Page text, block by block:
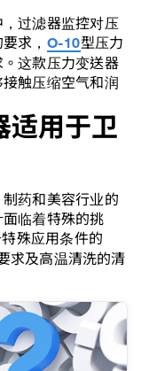
过滤器监控对压
求， O-10型压力
这款压力变送器
触压缩空气和润
适用于卫
药和美容行业的
临着特殊的挑
殊应用条件的
求及高温清洗的清